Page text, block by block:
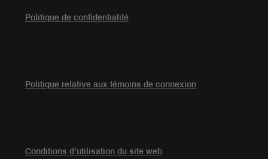
Politique de confidentialité
Politique relative aux témoins de connexion
Conditions d’utilisation du site web